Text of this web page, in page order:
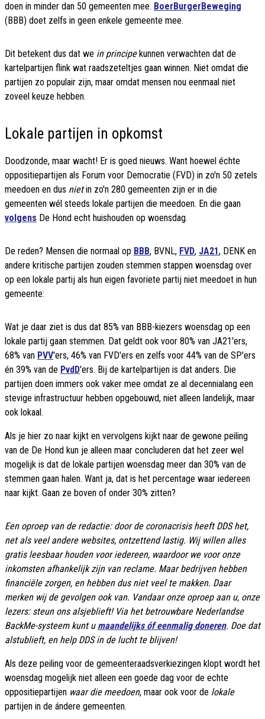
doen in minder dan 50 gemeenten mee. BoerBurgerBeweging
(BBB) doet zelfs in geen enkele gemeente mee.
Dit betekent dus dat we in principekunnen verwachten dat de
kartelpartijen flink wat raadszeteltjes gaan winnen. Niet omdat die
partijen zo populair zijn, maar omdat mensen nou eenmaal niet
zoveel keuze hebben.
Lokale partijen in opkomst
Doodzonde, maar wacht! Er is goed nieuws. Want hoewel échte
oppositiepartijen als Forum voor Democratie (FVD) in zo'n 50 zetels
meedoen en dus nietin zo'n 280 gemeenten zijn er in die
gemeenten wél steeds lokale partijen die meedoen. En die gaan
volgens De Hond echt huishouden op woensdag.
De reden? Mensen die normaal op BBB, BVNL, FVD, JA21, DENK en
andere kritische partijen zouden stemmen stappen woensdag over
op een lokale partij als hun eigen favoriete partij niet meedoet in hun
gemeente:
Wat je daar ziet is dus dat 85% van BBB-kiezers woensdag op een
lokale partij gaan stemmen. Dat geldt ook voor 80% van JA21'ers,
68% van PVV'ers, 46% van FVD'ers en zelfs voor 44% van de SP'ers
én 39% van de PvdD'ers. Bij de kartelpartijen is dat anders. Die
partijen doen immers ook vaker mee omdat ze al decennialang een
stevige infrastructuur hebben opgebouwd, niet alleen landelijk, maar
ook lokaal.
Als je hier zo naar kijkt en vervolgens kijkt naar de gewone peiling
van de De Hond kun je alleen maar concluderen dat het zeer wel
mogelijk is dat de lokale partijen woensdag meer dan 30% van de
stemmen gaan halen. Want ja, dat is het percentage waar iedereen
naar kijkt. Gaan ze boven of onder 30% zitten?
Een oproep van de redactie: door de coronacrisis heeft DDS het,
net als veel andere websites, ontzettend lastig. Wij willen alles
gratis leesbaar houden voor iedereen, waardoor we voor onze
inkomsten afhankelijk zijn van reclame. Maar bedrijven hebben
financiële zorgen, en hebben dus niet veel te makken. Daar
merken wij de gevolgen ook van. Vandaar onze oproep aan u, onze
lezers: steun ons alsjeblieft! Via het betrouwbare Nederlandse
BackMe-systeem kunt u maandelijks óf eenmalig doneren. Doe dat
alstublieft, en help DDS in de lucht te blijven!
Als deze peiling voor de gemeenteraadsverkiezingen klopt wordt het
woensdag mogelijk niet alleen een goede dag voor de echte
oppositiepartijen waar die meedoen, maar ook voor de lokale
partijen in de ándere gemeenten.